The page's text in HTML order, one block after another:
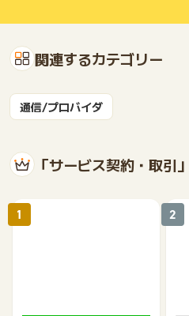
関連するカテゴリー
通信/プロバイダ
「サービス契約・取引
1 2